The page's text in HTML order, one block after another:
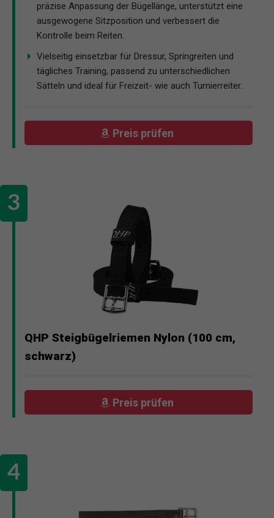
präzise Anpassung der Bügellänge, unterstützt eine
ausgewogene Sitzposition und verbessert die
Kontrolle beim Reiten.
Vielseitig einsetzbar für Dressur, Springreiten und
tägliches Training, passend zu unterschiedlichen
Sätteln und ideal für Freizeit- wie auch Turnierreiter.
Preis prüfen
QHP Steigbügelriemen Nylon (100 cm,
schwarz)
Preis prüfen